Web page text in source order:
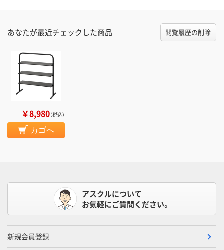
あなたが最近チェックした商品 閲覧履歴の削除
￥8,980（税込）
カゴへ
アスクルについて
お気軽にご質問ください。
新規会員登録